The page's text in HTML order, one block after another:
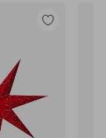
Legg